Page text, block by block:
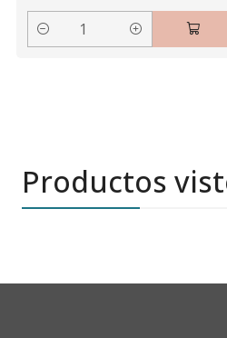
Cantidad
Productos